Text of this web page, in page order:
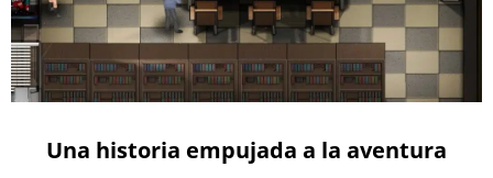
Una historia empujada a la aventura